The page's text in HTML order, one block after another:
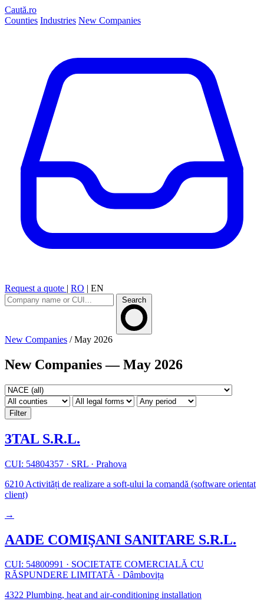
Caută.ro
Counties Industries New Companies
Request a quote | RO | EN
Search
New Companies / May 2026
New Companies — May 2026
Filter
3TAL S.R.L.
CUI: 54804357 · SRL · Prahova
6210 Activități de realizare a soft-ului la comandă (software orientat
client)
→
AADE COMIŞANI SANITARE S.R.L.
CUI: 54800991 · SOCIETATE COMERCIALĂ CU
RĂSPUNDERE LIMITATĂ · Dâmbovița
4322 Plumbing, heat and air-conditioning installation